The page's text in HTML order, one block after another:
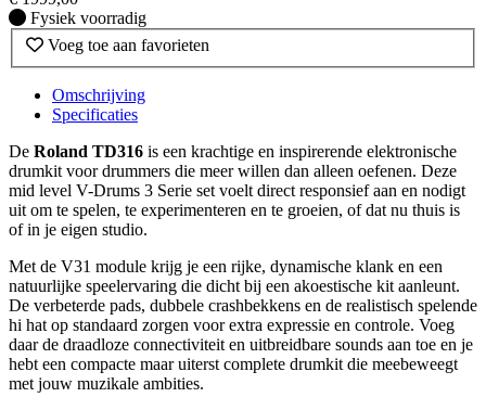
Fysiek voorradig
Fysiek voorradig
Voeg toe aan favorieten
Omschrijving
Specificaties
De Roland TD316 is een krachtige en inspirerende elektronische
drumkit voor drummers die meer willen dan alleen oefenen. Deze
mid level V-Drums 3 Serie set voelt direct responsief aan en nodigt
uit om te spelen, te experimenteren en te groeien, of dat nu thuis is
of in je eigen studio.
Met de V31 module krijg je een rijke, dynamische klank en een
natuurlijke speelervaring die dicht bij een akoestische kit aanleunt.
De verbeterde pads, dubbele crashbekkens en de realistisch spelende
hi hat op standaard zorgen voor extra expressie en controle. Voeg
daar de draadloze connectiviteit en uitbreidbare sounds aan toe en je
hebt een compacte maar uiterst complete drumkit die meebeweegt
met jouw muzikale ambities.